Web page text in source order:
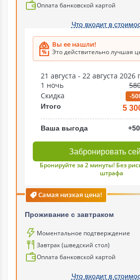
Оплата банковской картой
Что входит в
Вы ее нашли!
Это действительно лучшая
21 августа - 22 августа 2026
1 ночь
Скидка
-
Итого 5
Ваша выгода
Забронировать
Бронируйте за 2 минуты! Без
штрафа
Самая низкая цена!
Проживание с завтраком
Моментальное подтверждение
Завтрак (шведский стол)
Оплата банковской картой
Что входит в